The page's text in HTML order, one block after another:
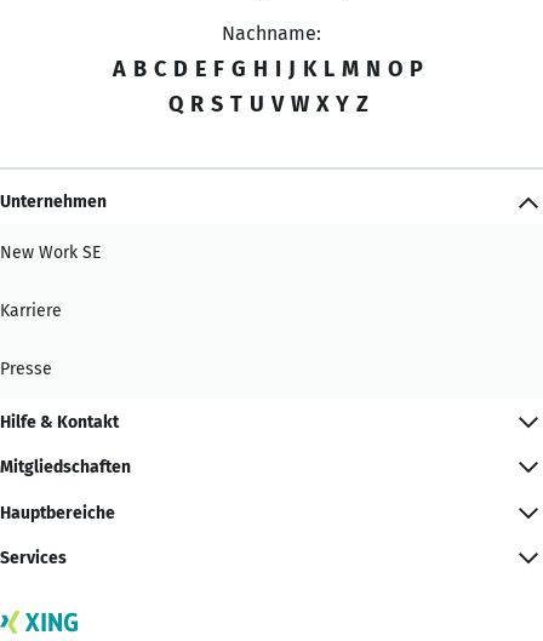
Nachname:
A B C D E F G H I J K L M N O P
Q R S T U V W X Y Z
Unternehmen
New Work SE
Karriere
Presse
Hilfe & Kontakt
Mitgliedschaften
Hauptbereiche
Services